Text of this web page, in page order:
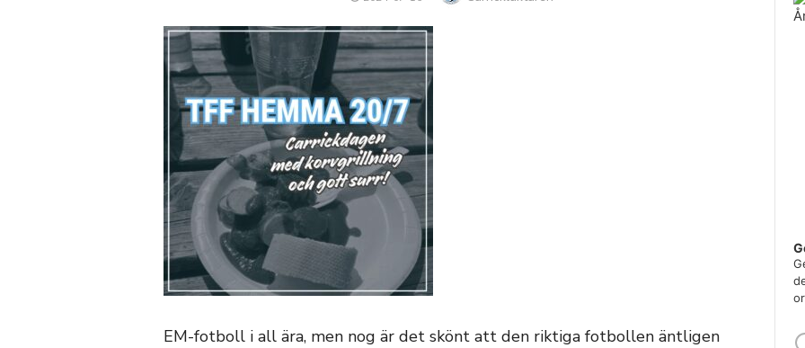
EM-fotboll i all ära, men nog är det skönt att den riktiga fotbollen äntligen